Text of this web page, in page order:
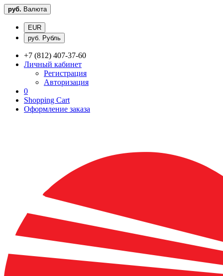
руб. Валюта
EUR
руб. Рубль
+7 (812) 407-37-60
Личный кабинет
Регистрация
Авторизация
0
Shopping Cart
Оформление заказа